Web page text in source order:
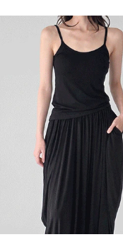
아이템으로 활용하기 좋아요~